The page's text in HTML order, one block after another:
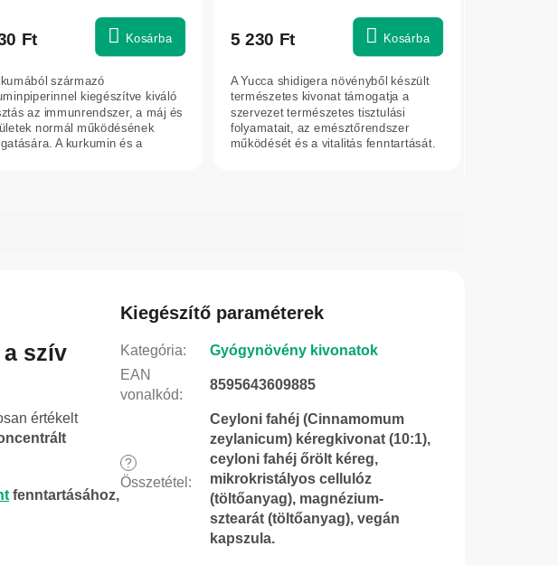
Ft Kosárba
származó
kiegészítve kiváló
az immunrendszer, a máj és
normál működésének
A kurkumin és a
5 230 Ft Kosárba
A Yucca shidigera növényből készült
természetes kivonat támogatja a
szervezet természetes tisztulási
folyamatait, az emésztőrendszer
működését és a vitalitás fenntartását.
szív
értékelt
fenntartásához,
Kiegészítő paraméterek
Kategória:
Gyógynövény kivonatok
EAN
vonalkód:
8595643609885
?
Összetétel :
Ceyloni fahéj (Cinnamomum
zeylanicum) kéregkivonat (10:1),
ceyloni fahéj őrölt kéreg,
mikrokristályos cellulóz
(töltőanyag), magnézium-
sztearát (töltőanyag), vegán
kapszula.